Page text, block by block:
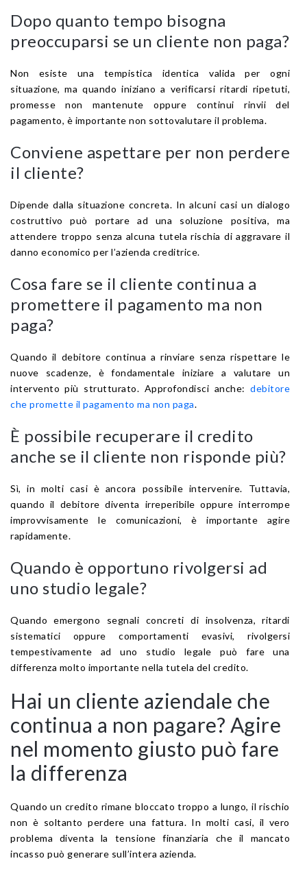
Dopo quanto tempo bisogna
preoccuparsi se un cliente non paga?
Non esiste una tempistica identica valida per ogni
situazione, ma quando iniziano a verificarsi ritardi ripetuti,
promesse non mantenute oppure continui rinvii del
pagamento, è importante non sottovalutare il problema.
Conviene aspettare per non perdere
il cliente?
Dipende dalla situazione concreta. In alcuni casi un dialogo
costruttivo può portare ad una soluzione positiva, ma
attendere troppo senza alcuna tutela rischia di aggravare il
danno economico per l’azienda creditrice.
Cosa fare se il cliente continua a
promettere il pagamento ma non
paga?
Quando il debitore continua a rinviare senza rispettare le
nuove scadenze, è fondamentale iniziare a valutare un
intervento più strutturato. Approfondisci anche: debitore
che promette il pagamento ma non paga.
È possibile recuperare il credito
anche se il cliente non risponde più?
Sì, in molti casi è ancora possibile intervenire. Tuttavia,
quando il debitore diventa irreperibile oppure interrompe
improvvisamente le comunicazioni, è importante agire
rapidamente.
Quando è opportuno rivolgersi ad
uno studio legale?
Quando emergono segnali concreti di insolvenza, ritardi
sistematici oppure comportamenti evasivi, rivolgersi
tempestivamente ad uno studio legale può fare una
differenza molto importante nella tutela del credito.
Hai un cliente aziendale che
continua a non pagare? Agire
nel momento giusto può fare
la differenza
Quando un credito rimane bloccato troppo a lungo, il rischio
non è soltanto perdere una fattura. In molti casi, il vero
problema diventa la tensione finanziaria che il mancato
incasso può generare sull’intera azienda.